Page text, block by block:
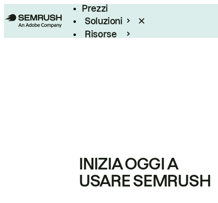
Prezzi
Soluzioni
Risorse
INIZIA OGGI A
USARE SEMRUSH